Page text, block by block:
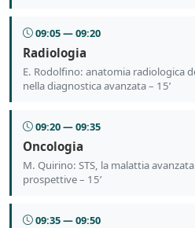
09:05 — 09:20
Radiologia
E. Rodolfino: anatomia radiologica
nella diagnostica avanzata – 15’
09:20 — 09:35
Oncologia
M. Quirino: STS, la malattia
prospettive – 15’
09:35 — 09:50